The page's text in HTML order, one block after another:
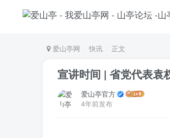
爱山亭网 快讯 正文
宣讲时间 | 省党代表袁
爱山亭官方
4年前发布